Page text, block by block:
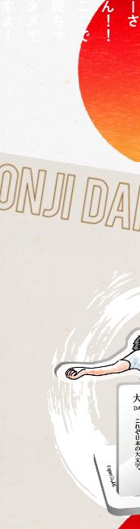
！
こ
こ
で
寝
ち
ゃ
ダ
メ
で
す
よ
！